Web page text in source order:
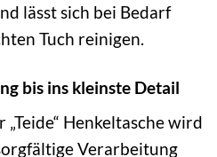
lässt sich bei Bedarf
Tuch reinigen.
bis ins kleinste Detail
Henkeltasche wird
Verarbeitung